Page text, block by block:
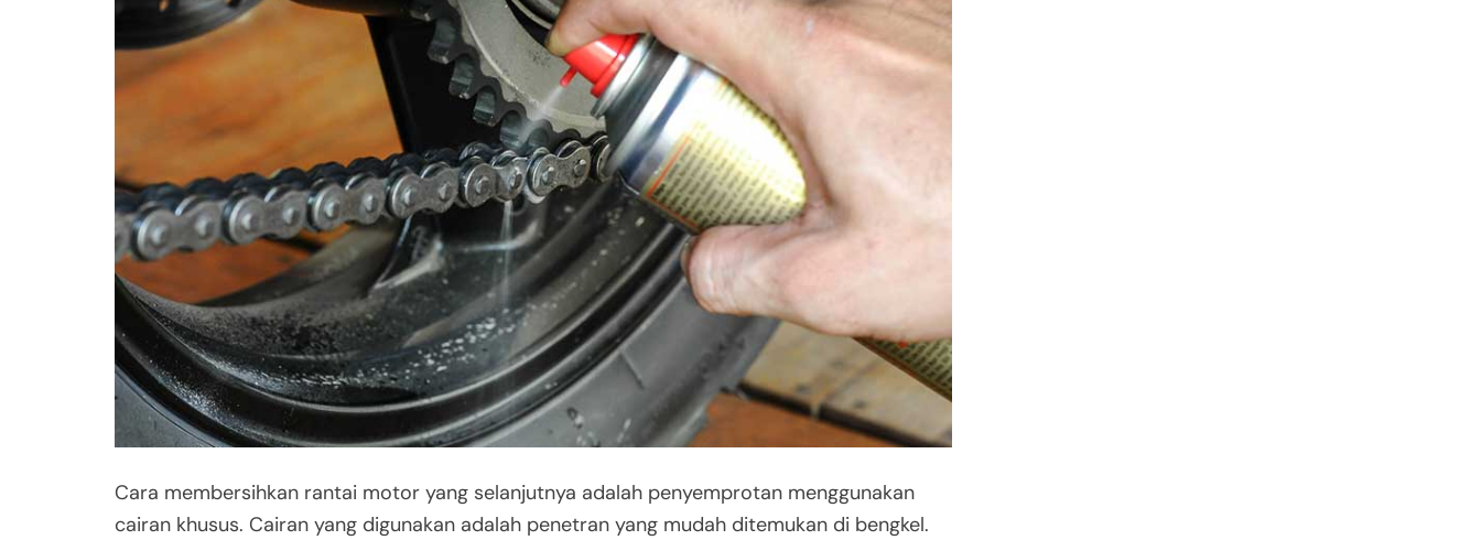
Cara membersihkan rantai motor yang selanjutnya adalah penyemprotan menggunakan
cairan khusus. Cairan yang digunakan adalah penetran yang mudah ditemukan di bengkel.